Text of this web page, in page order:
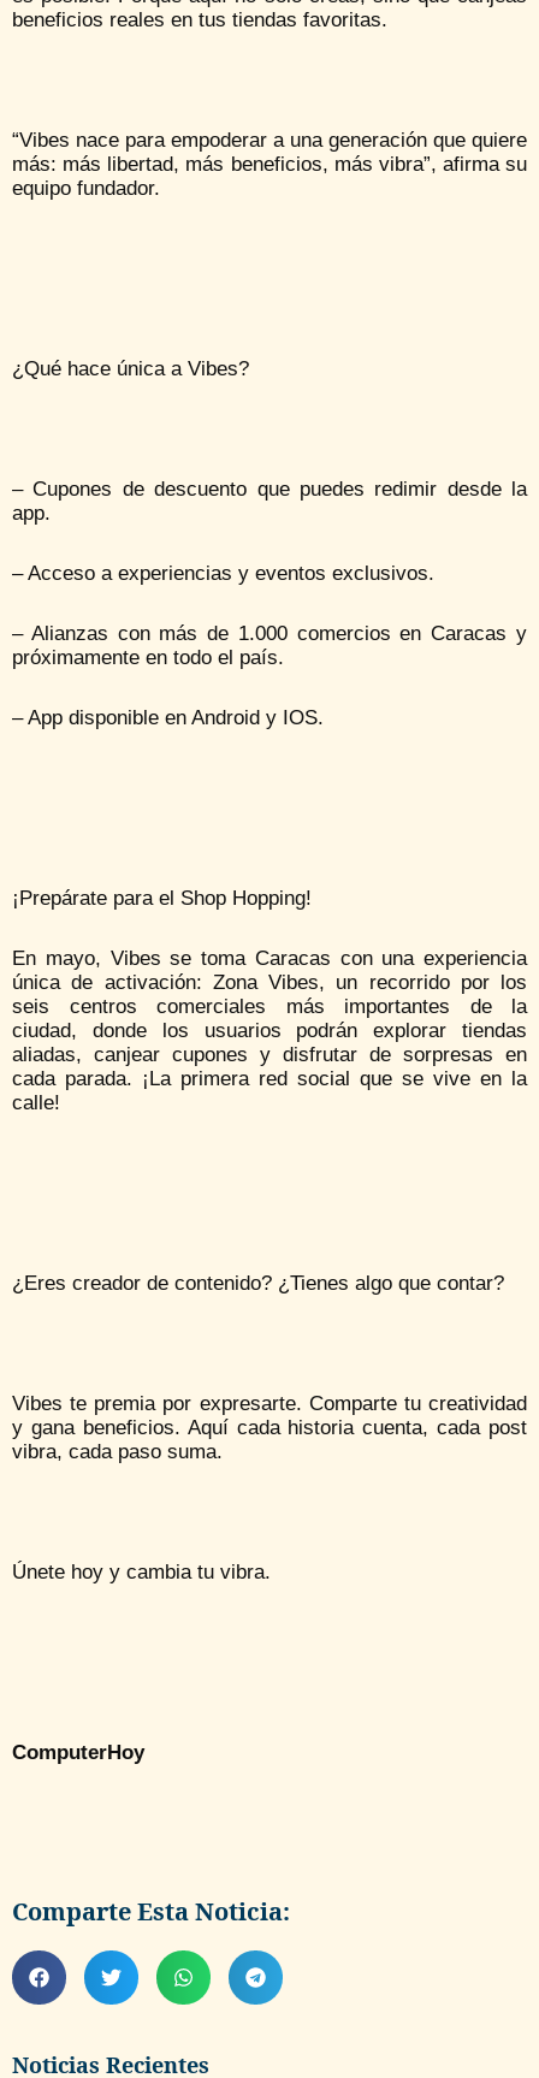
Noticias Recientes
beneficios reales en tus tiendas favoritas.
“Vibes nace para empoderar a una generación que quiere
más: más libertad, más beneficios, más vibra”, afirma su
equipo fundador.
¿Qué hace única a Vibes?
– Cupones de descuento que puedes redimir desde la
app.
– Acceso a experiencias y eventos exclusivos.
– Alianzas con más de 1.000 comercios en Caracas y
próximamente en todo el país.
– App disponible en Android y IOS.
¡Prepárate para el Shop Hopping!
En mayo, Vibes se toma Caracas con una experiencia
única de activación: Zona Vibes, un recorrido por los
seis centros comerciales más importantes de la
ciudad, donde los usuarios podrán explorar tiendas
aliadas, canjear cupones y disfrutar de sorpresas en
cada parada. ¡La primera red social que se vive en la
calle!
¿Eres creador de contenido? ¿Tienes algo que contar?
Vibes te premia por expresarte. Comparte tu creatividad
y gana beneficios. Aquí cada historia cuenta, cada post
vibra, cada paso suma.
Únete hoy y cambia tu vibra.
ComputerHoy
Comparte Esta Noticia: